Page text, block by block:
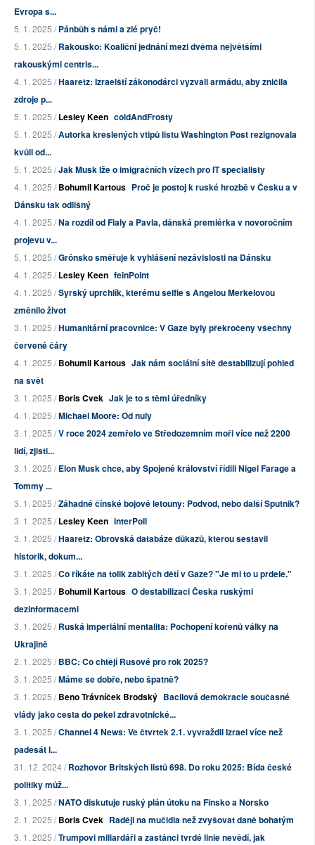
Evropa s...
5. 1. 2025 /Pánbůh s námi a zlé pryč!
5. 1. 2025 /Rakousko: Koaliční jednání mezi dvěma největšími
rakouskými centris...
4. 1. 2025 /Haaretz: Izraelští zákonodárci vyzvali armádu, aby zničila
zdroje p...
5. 1. 2025 /Lesley Keen coldAndFrosty
5. 1. 2025 /Autorka kreslených vtipů listu Washington Post rezignovala
kvůli od...
5. 1. 2025 /Jak Musk lže o imigračních vízech pro IT specialisty
4. 1. 2025 /Bohumil Kartous Proč je postoj k ruské hrozbě v Česku a v
Dánsku tak odlišný
4. 1. 2025 /Na rozdíl od Fialy a Pavla, dánská premiérka v novoročním
projevu v...
5. 1. 2025 /Grónsko směřuje k vyhlášení nezávislosti na Dánsku
4. 1. 2025 /Lesley Keen feinPoint
4. 1. 2025 /Syrský uprchlík, kterému selfie s Angelou Merkelovou
změnilo život
3. 1. 2025 /Humanitární pracovnice: V Gaze byly překročeny všechny
červené čáry
4. 1. 2025 /Bohumil Kartous Jak nám sociální sítě destabilizují pohled
na svět
3. 1. 2025 /Boris Cvek Jak je to s těmi úředníky
4. 1. 2025 /Michael Moore: Od nuly
3. 1. 2025 /V roce 2024 zemřelo ve Středozemním moři více než 2200
lidí, zjisti...
3. 1. 2025 /Elon Musk chce, aby Spojené království řídili Nigel Farage a
Tommy ...
3. 1. 2025 /Záhadné čínské bojové letouny: Podvod, nebo další Sputnik?
3. 1. 2025 /Lesley Keen interPoll
3. 1. 2025 /Haaretz: Obrovská databáze důkazů, kterou sestavil
historik, dokum...
3. 1. 2025 /Co říkáte na tolik zabitých dětí v Gaze? "Je mi to u prdele."
3. 1. 2025 /Bohumil Kartous O destabilizaci Česka ruskými
dezinformacemi
3. 1. 2025 /Ruská imperiální mentalita: Pochopení kořenů války na
Ukrajině
2. 1. 2025 /BBC: Co chtějí Rusové pro rok 2025?
3. 1. 2025 /Máme se dobře, nebo špatně?
3. 1. 2025 /Beno Trávníček Brodský Bacilová demokracie současné
vlády jako cesta do pekel zdravotnické...
3. 1. 2025 /Channel 4 News: Ve čtvrtek 2.1. vyvraždil Izrael více než
padesát l...
31. 12. 2024 /Rozhovor Britských listů 698. Do roku 2025: Bída české
politiky můž...
3. 1. 2025 /NATO diskutuje ruský plán útoku na Finsko a Norsko
2. 1. 2025 /Boris Cvek Raději na mučidla než zvyšovat daně bohatým
3. 1. 2025 /Trumpovi miliardáři a zastánci tvrdé linie nevědí, jak